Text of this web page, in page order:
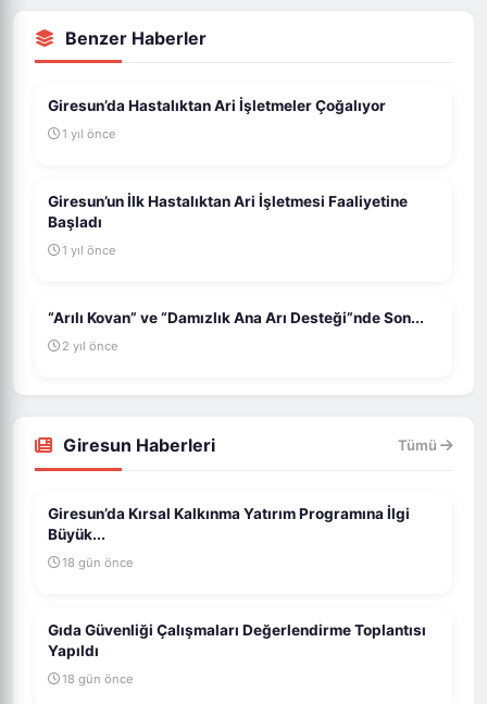
Benzer Haberler
Giresun’da Hastalıktan Ari İşletmeler Çoğalıyor
1 yıl önce
Giresun’un İlk Hastalıktan Ari İşletmesi Faaliyetine
Başladı
1 yıl önce
“Arılı Kovan” ve “Damızlık Ana Arı Desteği”nde Son...
2 yıl önce
Giresun Haberleri Tümü
Giresun’da Kırsal Kalkınma Yatırım Programına İlgi
Büyük...
18 gün önce
Gıda Güvenliği Çalışmaları Değerlendirme Toplantısı
Yapıldı
18 gün önce